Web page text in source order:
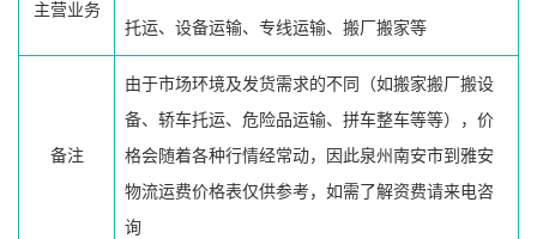
主营业务
托运、设备运输、专线运输、搬厂搬家等
备注
由于市场环境及发货需求的不同（如搬家搬厂搬设
备、轿车托运、危险品运输、拼车整车等等），价
格会随着各种行情经常动，因此泉州南安市到雅安
物流运费价格表仅供参考，如需了解资费请来电咨
询